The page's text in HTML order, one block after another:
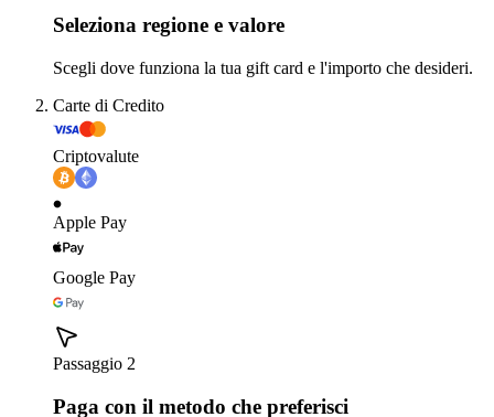
Seleziona regione e valore
Scegli dove funziona la tua gift card e l'importo che desideri.
Carte di Credito
Criptovalute
Apple Pay
Google Pay
Passaggio 2
Paga con il metodo che preferisci